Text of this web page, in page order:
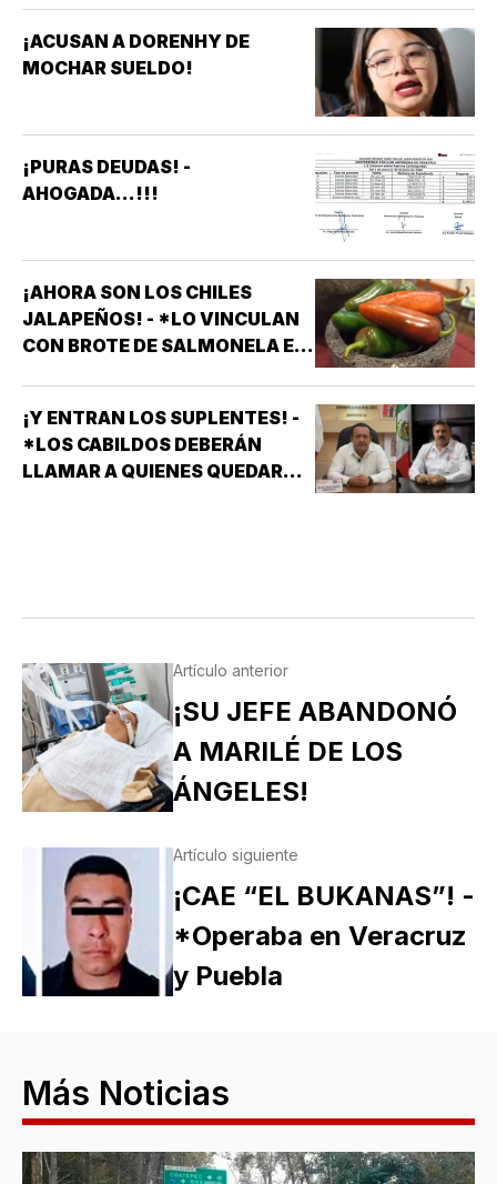
AFECTAN ELEVADORES,
TRATAMIENTOS MÉDICOS Y
¡ACUSAN A DORENHY DE
MOCHAR SUELDO!
¡PURAS DEUDAS! -
AHOGADA...!!!
¡AHORA SON LOS CHILES
JALAPEÑOS! - *LO VINCULAN
CON BROTE DE SALMONELA EN
¡Y ENTRAN LOS SUPLENTES! -
*LOS CABILDOS DEBERÁN
LLAMAR A QUIENES QUEDARON
Artículo anterior
¡SU JEFE ABANDONÓ
A MARILÉ DE LOS
ÁNGELES!
Artículo siguiente
¡CAE “EL BUKANAS”! -
*Operaba en Veracruz
y Puebla
Más Noticias